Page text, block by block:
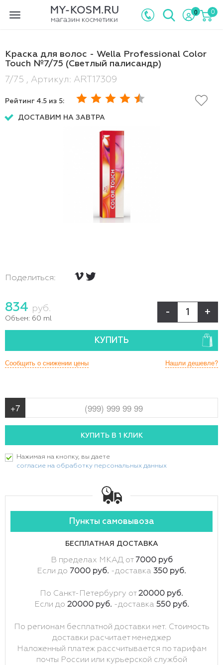
Toggle
0 0
Краска для волос - Wella Professional Color
Touch №7/75 (Светлый палисандр)
7/75 , Артикул: ART17309
Рейтинг 4.5 из 5:
ДОСТАВИМ НА ЗАВТРА
Поделиться:
834 руб.
Объем: 60 ml
- +
КУПИТЬ
Нашли дешевле?
Сообщить о снижении цены
Нажимая на кнопку, вы даете
согласие на обработку персональных данных
Пункты самовывоза
БЕСПЛАТНАЯ ДОСТАВКА
В пределах МКАД от 7000 руб
Если до 7000 руб. -доставка 350 руб.
По Санкт-Петербургу от20000 руб.
Если до 20000 руб. -доставка 550 руб.
По регионам бесплатной доставки нет. Стоимость
доставки расчитает менеджер
Наложенный платеж рассчитывается по тарифам
почты России или курьерской службой